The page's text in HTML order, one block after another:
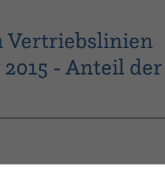
Vertriebslinien
- Anteil der